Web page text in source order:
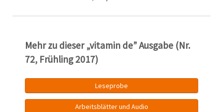
Mehr zu dieser „vitamin de” Ausgabe (Nr.
72, Frühling 2017)
Leseprobe
Arbeitsblätter und Audio